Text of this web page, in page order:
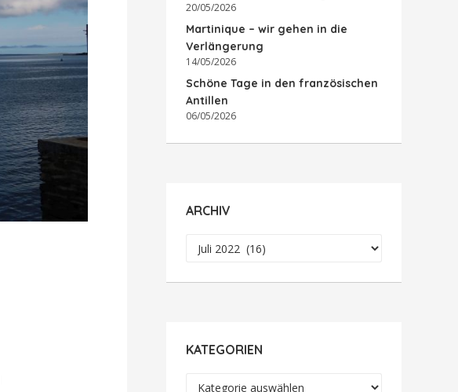
20/05/2026
Martinique – wir gehen in die
Verlängerung
14/05/2026
Schöne Tage in den französischen
Antillen
06/05/2026
ARCHIV
Archiv
KATEGORIEN